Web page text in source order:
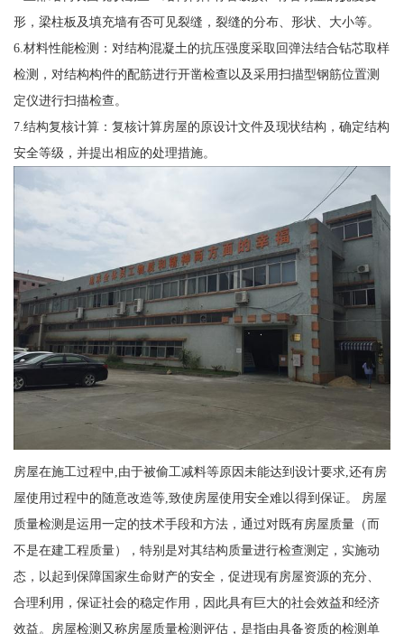
形，梁柱板及填充墙有否可见裂缝，裂缝的分布、形状、大小等。
6.材料性能检测：对结构混凝土的抗压强度采取回弹法结合钻芯取样
检测，对结构构件的配筋进行开凿检查以及采用扫描型钢筋位置测
定仪进行扫描检查。
7.结构复核计算：复核计算房屋的原设计文件及现状结构，确定结构
安全等级，并提出相应的处理措施。
房屋在施工过程中,由于被偷工减料等原因未能达到设计要求,还有房
屋使用过程中的随意改造等,致使房屋使用安全难以得到保证。 房屋
质量检测是运用一定的技术手段和方法，通过对既有房屋质量（而
不是在建工程质量），特别是对其结构质量进行检查测定，实施动
态，以起到保障国家生命财产的安全，促进现有房屋资源的充分、
合理利用，保证社会的稳定作用，因此具有巨大的社会效益和经济
效益。房屋检测又称房屋质量检测评估，是指由具备资质的检测单